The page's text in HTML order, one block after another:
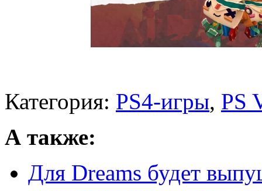
Категория: PS4-игры, PS
А также:
Для Dreams будет